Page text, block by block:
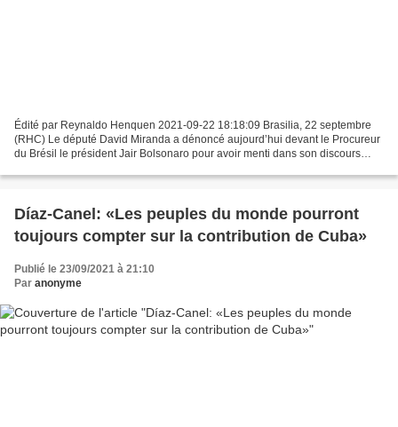
Édité par Reynaldo Henquen 2021-09-22 18:18:09 Brasilia, 22 septembre
(RHC) Le député David Miranda a dénoncé aujourd’hui devant le Procureur
du Brésil le président Jair Bolsonaro pour avoir menti dans son discours
Díaz-Canel: «Les peuples du monde pourront
toujours compter sur la contribution de Cuba»
Publié le 23/09/2021 à 21:10
Par anonyme